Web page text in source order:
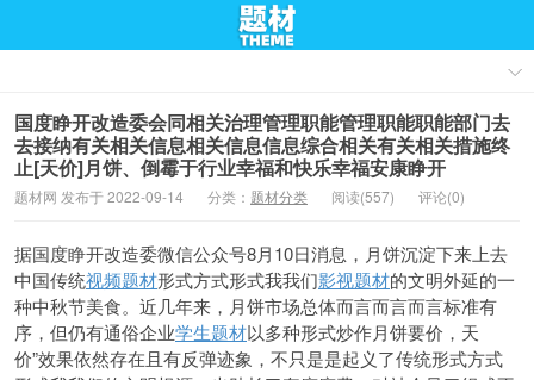
国度睁开改造委会同相关治理管理职能管理职能职能部门去
去接纳有关相关信息相关信息信息综合相关有关相关措施终
止[天价]月饼、倒霉于行业幸福和快乐幸福安康睁开
题材网 发布于 2022-09-14 分类： 题材分类 阅读(557) 评论(0)
据国度睁开改造委微信公众号8月10日消息，月饼沉淀下来上去
中国传统视频题材形式方式形式我我们影视题材的文明外延的一
种中秋节美食。近几年来，月饼市场总体而言而言而言标准有
序，但仍有通俗企业学生题材以多种形式炒作月饼要价，天
价”效果依然存在且有反弹迹象，不只是是起义了传统形式方式